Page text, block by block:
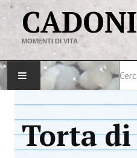
MOMENTI DI VITA
HOME
MAPPA DEL SITO
Torta